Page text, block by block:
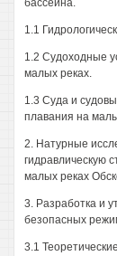
бассейна.
1.1
1.2 Судоходные
малых реках.
1.3 Суда и
плавания на
2. Натурные
гидравлическую
малых реках
3. Разработка и
безопасных
3.1